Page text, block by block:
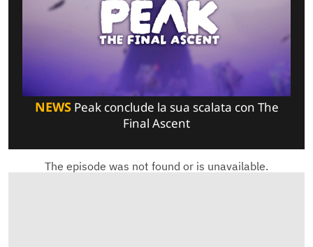
NEWSPeak conclude la sua scalata con The
Final Ascent